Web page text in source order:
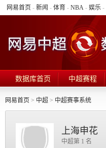
网易首页 - 新闻 - 体育 - NBA - 娱乐 -
数据库首页 中超赛程
网易首页 > 中超 > 中超赛事系统
上海申花
中超第 1 名